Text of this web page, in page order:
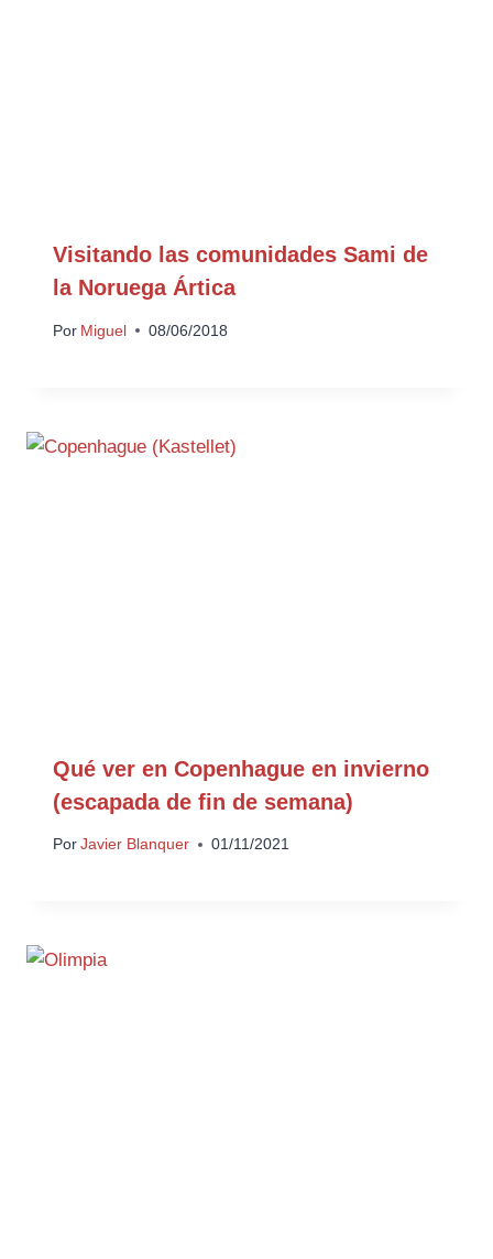
Visitando las comunidades Sami de
la Noruega Ártica
Por Miguel 08/06/2018
Qué ver en Copenhague en invierno
(escapada de fin de semana)
Por Javier Blanquer 01/11/2021